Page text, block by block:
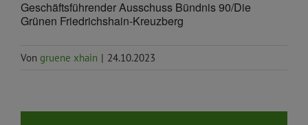
Geschäftsführender Ausschuss Bündnis 90/Die
Grünen Friedrichshain-Kreuzberg
Von gruene xhain | 24.10.2023